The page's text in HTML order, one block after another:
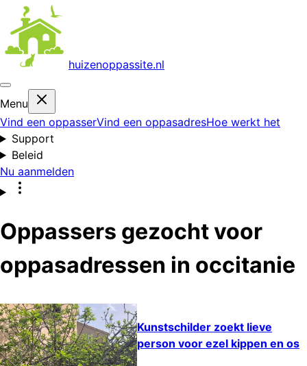
huizenoppassite.nl
Menu
Vind een oppasserVind een oppasadresHoe werkt het
Support
Beleid
Nu aanmelden
Oppassers gezocht voor
oppasadressen in occitanie
Kunstschilder zoekt lieve
person voor ezel kippen en os